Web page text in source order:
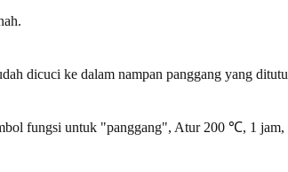
dicuci ke dalam nampan panggang yang
fungsi untuk "panggang", Atur 200 ℃, 1 jam,